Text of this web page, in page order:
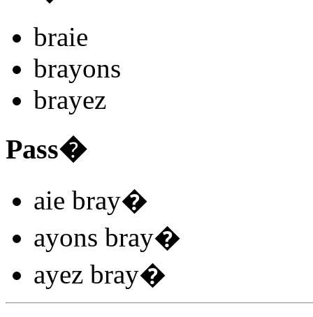
braie
brayons
brayez
Pass�
aie bray�
ayons bray�
ayez bray�